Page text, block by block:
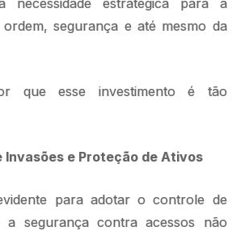
necessidade estratégica para a
segurança e até mesmo da
que esse investimento é tão
Invasões e Proteção de Ativos
para adotar o controle de
a segurança contra acessos não